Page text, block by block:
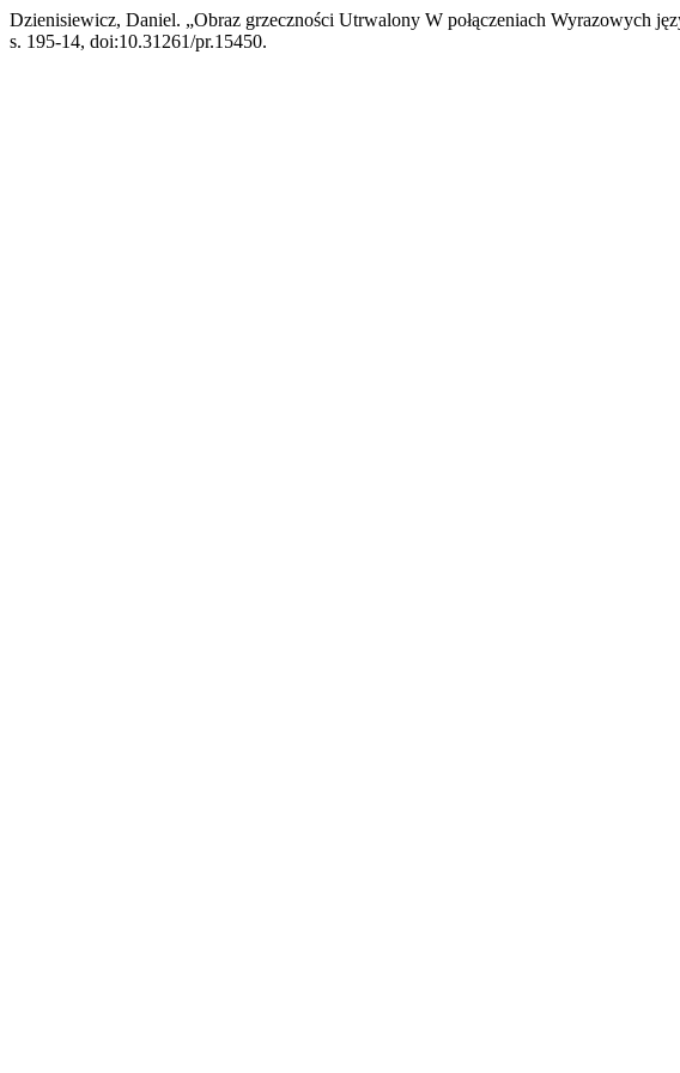
Dzienisiewicz, Daniel. „Obraz grzeczności Utrwalony W połączeniach Wyrazowych
s. 195-14, doi:10.31261/pr.15450.